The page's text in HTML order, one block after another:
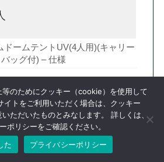
ドームテントUV(4人用)(キャリー
バッグ付) – 仕様
ト（多用途・個性派・ロッジ型）一
覧を見る
のためにクッキー（cookie）を使用して
イトをご利用いただく場合は、クッキー
いただいたものとみなします。 詳しくは、
ポリシーをご確認ください。
た
プライバシーポリシー